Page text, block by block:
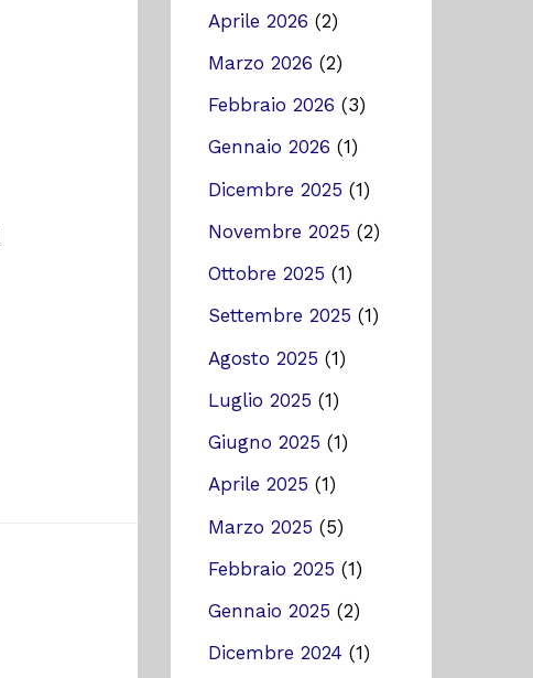
Aprile 2026 (2)
Marzo 2026 (2)
Febbraio 2026 (3)
Gennaio 2026 (1)
Dicembre 2025 (1)
Novembre 2025 (2)
Ottobre 2025 (1)
Settembre 2025 (1)
Agosto 2025 (1)
Luglio 2025 (1)
Giugno 2025 (1)
Aprile 2025 (1)
Marzo 2025 (5)
Febbraio 2025 (1)
Gennaio 2025 (2)
Dicembre 2024 (1)